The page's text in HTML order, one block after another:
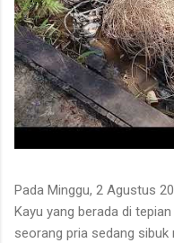
Pada Minggu, 2 Agustus
Kayu yang berada di
seorang pria sedang